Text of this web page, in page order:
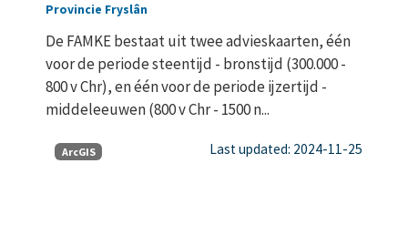
Provincie Fryslân
De FAMKE bestaat uit twee advieskaarten, één
voor de periode steentijd - bronstijd (300.000 -
800 v Chr), en één voor de periode ijzertijd -
middeleeuwen (800 v Chr - 1500 n...
ArcGIS Last updated: 2024-11-25